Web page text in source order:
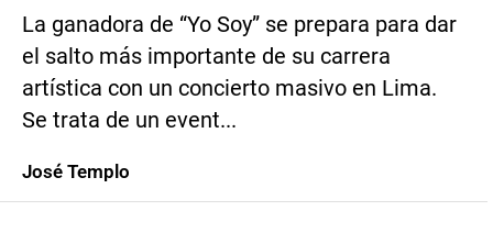
La ganadora de “Yo Soy” se prepara para dar
el salto más importante de su carrera
artística con un concierto masivo en Lima.
Se trata de un event...
José Templo